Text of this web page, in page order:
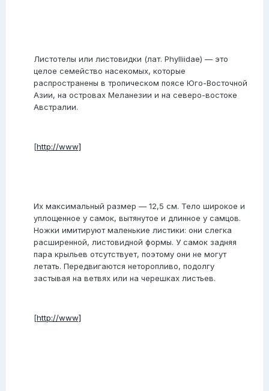
Листотелы или листовидки (лат. Phylliidae) — это
целое семейство насекомых, которые
распространены в тропическом поясе Юго-Восточной
Азии, на островах Меланезии и на северо-востоке
Австралии.
[http://www]
Их максимальный размер — 12,5 см. Тело широкое и
уплощенное у самок, вытянутое и длинное у самцов.
Ножки имитируют маленькие листики: они слегка
расширенной, листовидной формы. У самок задняя
пара крыльев отсутствует, поэтому они не могут
летать. Передвигаются неторопливо, подолгу
застывая на ветвях или на черешках листьев.
[http://www]